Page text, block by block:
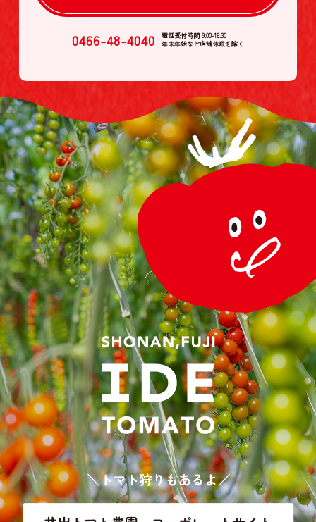
0466-48-4040
電話受付時間 9:00-16:30
年末年始など店舗休暇を除く